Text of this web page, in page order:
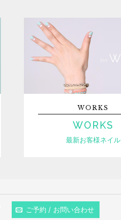
WORKS
WORKS
最新お客様ネイル
ご予約 / お問い合わせ